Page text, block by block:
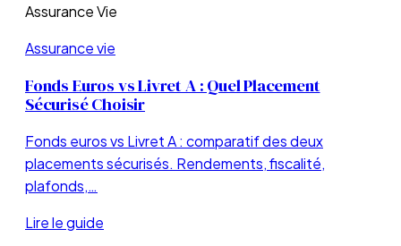
Assurance Vie
Assurance vie
Fonds Euros vs Livret A : Quel Placement
Sécurisé Choisir
Fonds euros vs Livret A : comparatif des deux
placements sécurisés. Rendements, fiscalité,
plafonds,…
Lire le guide